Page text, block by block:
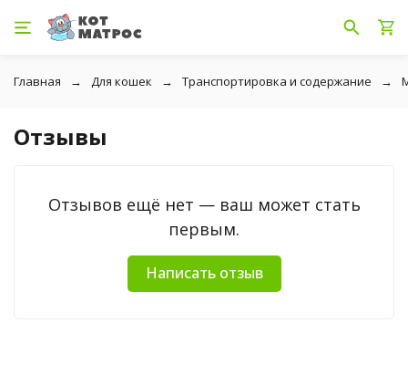
Главная Для кошек Транспортировка и содержание
Отзывы
Отзывов ещё нет — ваш может стать
первым.
Написать отзыв